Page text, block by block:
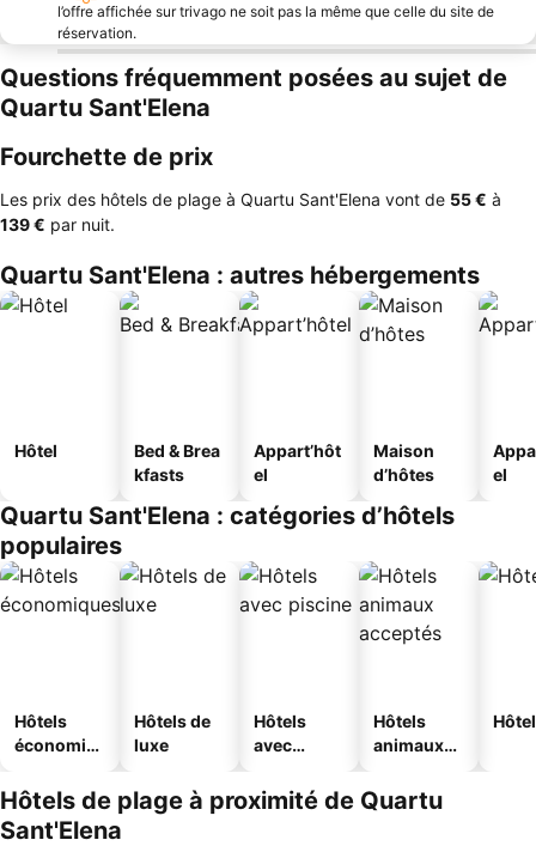
l’offre affichée sur trivago ne soit pas la même que celle du site de
réservation.
Questions fréquemment posées au sujet de
Quartu Sant'Elena
Fourchette de prix
Les prix des hôtels de plage à Quartu Sant'Elena vont de ‎55 € à
‎139 € par nuit.
Quartu Sant'Elena : autres hébergements
Hôtel
Bed & Brea
kfasts
Appart’hôt
el
Maison
d’hôtes
el
Quartu Sant'Elena : catégories d’hôtels
populaires
Hôtels
économiq
Hôtels de
luxe
Hôtels
avec
Hôtels
animaux
Hôtels de plage à proximité de Quartu
Sant'Elena